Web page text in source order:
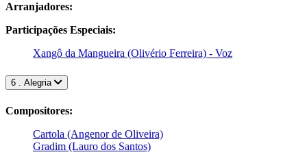
Arranjadores:
Participações Especiais:
Xangô da Mangueira (Olivério Ferreira) - Voz
6 . Alegria
Compositores:
Cartola (Angenor de Oliveira)
Gradim (Lauro dos Santos)